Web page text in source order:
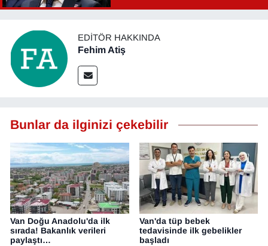
EDITÖR HAKKINDA
Fehim Atiş
Bunlar da ilginizi çekebilir
Van Doğu Anadolu'da ilk
sırada! Bakanlık verileri
paylaştı…
Van'da tüp bebek
tedavisinde ilk gebelikler
başladı